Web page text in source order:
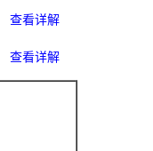
查看详解
查看详解